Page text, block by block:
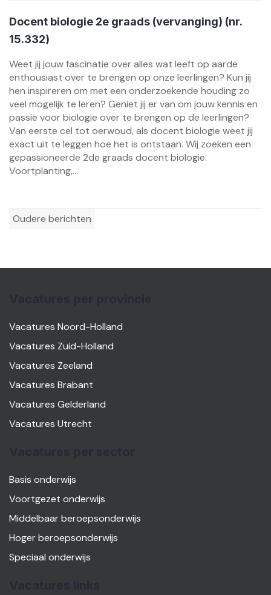
Docent biologie 2e graads (vervanging) (nr.
15.332)
Weet jij jouw fascinatie over alles wat leeft op aarde
enthousiast over te brengen op onze leerlingen? Kun jij
hen inspireren om met een onderzoekende houding zo
veel mogelijk te leren? Geniet jij er van om jouw kennis en
passie voor biologie over te brengen op de leerlingen?
Van eerste cel tot oerwoud, als docent biologie weet jij
exact uit te leggen hoe het is ontstaan. Wij zoeken een
gepassioneerde 2de graads docent biologie.
Voortplanting,...
Berichtennavigatie
Oudere berichten
Vacatures Noord-Holland
Vacatures Zuid-Holland
Vacatures Zeeland
Vacatures Brabant
Vacatures Gelderland
Vacatures Utrecht
Basis onderwijs
Voortgezet onderwijs
Middelbaar beroepsonderwijs
Hoger beroepsonderwijs
Speciaal onderwijs